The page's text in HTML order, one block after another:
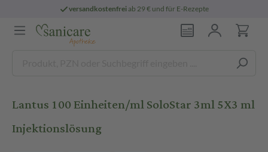
versandkostenfreiab 29 € und für E-Rezepte
Lantus 100 Einheiten/ml SoloStar 3ml 5X3 ml
Injektionslösung